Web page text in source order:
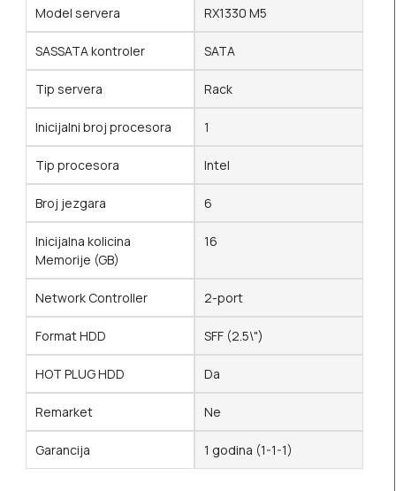
Model servera RX1330 M5
SASSATA kontroler SATA
Tip servera Rack
Inicijalni broj procesora 1
Tip procesora Intel
Broj jezgara 6
Inicijalna kolicina
Memorije (GB)
16
Network Controller 2-port
Format HDD SFF (2.5\")
HOT PLUG HDD Da
Remarket Ne
Garancija 1 godina (1-1-1)